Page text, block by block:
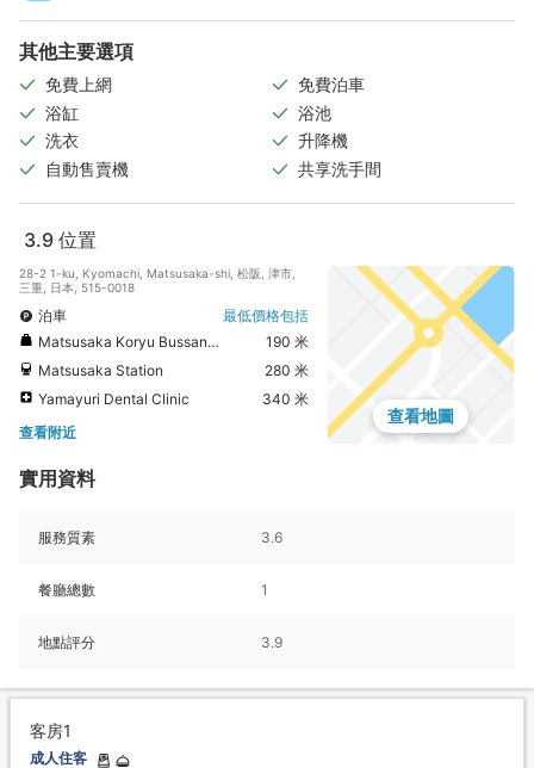
其他主要選項
免費上網
免費泊車
浴缸
浴池
洗衣
升降機
自動售賣機
共享洗手間
3.9 位置
28-2 1-ku, Kyomachi, Matsusaka-shi, 松阪, 津市,
三重, 日本, 515-0018
泊車
最低價格包括
Matsusaka Koryu Bussankan
190 米
Matsusaka Station
280 米
Yamayuri Dental Clinic
340 米
查看附近
查看地圖
實用資料
服務質素 3.6
餐廳總數 1
地點評分 3.9
客房1
成人住客